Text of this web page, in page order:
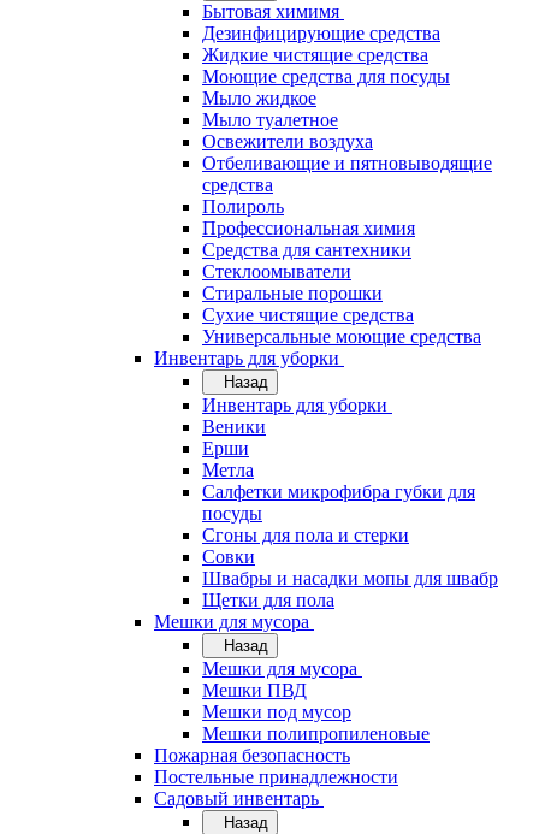
Бытовая химимя
Дезинфицирующие средства
Жидкие чистящие средства
Моющие средства для посуды
Мыло жидкое
Мыло туалетное
Освежители воздуха
Отбеливающие и пятновыводящие
средства
Полироль
Профессиональная химия
Средства для сантехники
Стеклоомыватели
Стиральные порошки
Сухие чистящие средства
Универсальные моющие средства
Инвентарь для уборки
Назад
Инвентарь для уборки
Веники
Ерши
Метла
Салфетки микрофибра губки для
посуды
Сгоны для пола и стерки
Совки
Швабры и насадки мопы для швабр
Щетки для пола
Мешки для мусора
Назад
Мешки для мусора
Мешки ПВД
Мешки под мусор
Мешки полипропиленовые
Пожарная безопасность
Постельные принадлежности
Садовый инвентарь
Назад